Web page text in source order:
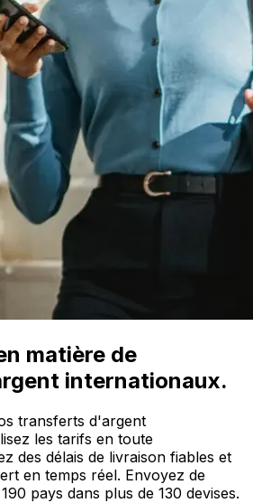
matière de
internationaux.
transferts d'argent
les tarifs en toute
des délais de livraison fiables et
en temps réel. Envoyez de
pays dans plus de 130 devises.